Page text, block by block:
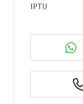
IPTU